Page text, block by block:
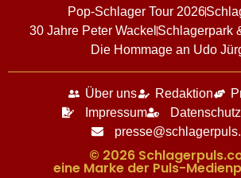
Pop-Schlager Tour 2026
30 Jahre Peter Wackel Schlagerpark
Die Hommage an Udo
Über uns Redaktion
Impressum
© 2026
eine Marke der Puls-